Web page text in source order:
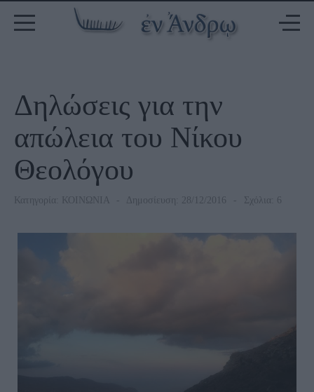
Δηλώσεις για την
απώλεια του Νίκου
Θεολόγου
Κατηγορία: ΚΟΙΝΩΝΙΑ Δημοσίευση: 28/12/2016 Σχόλια: 6